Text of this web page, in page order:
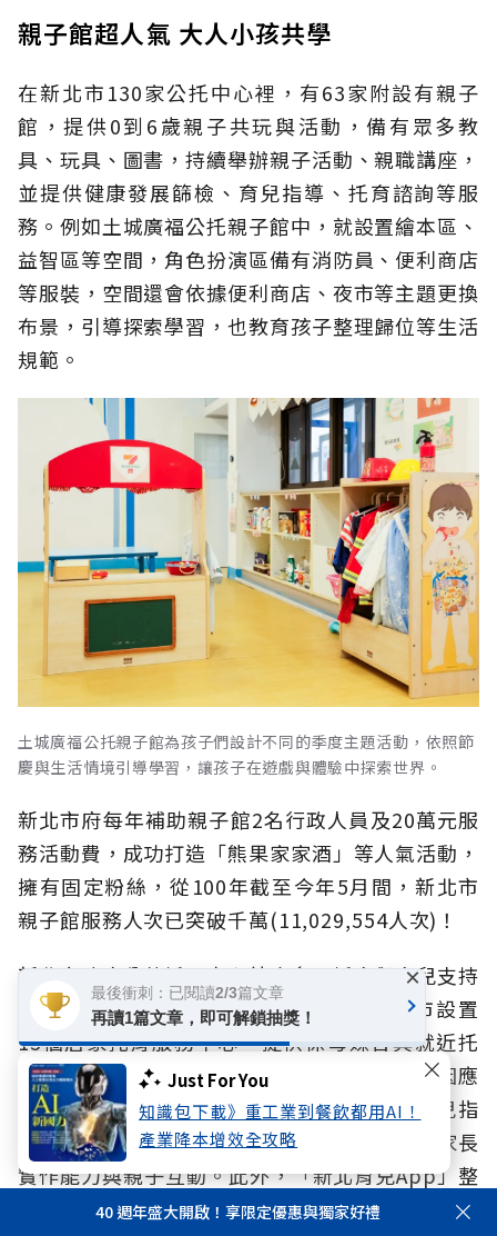
Just For You
知識包下載》重工業到餐飲都用AI！
產業降本增效全攻略
親子館超人氣 大人小孩共學
在新北市130家公托中心裡，有63家附設有親子
館，提供0到6歲親子共玩與活動，備有眾多教
具、玩具、圖書，持續舉辦親子活動、親職講座，
並提供健康發展篩檢、育兒指導、托育諮詢等服
務。例如土城廣福公托親子館中，就設置繪本區、
益智區等空間，角色扮演區備有消防員、便利商店
等服裝，空間還會依據便利商店、夜市等主題更換
布景，引導探索學習，也教育孩子整理歸位等生活
規範。
土城廣福公托親子館為孩子們設計不同的季度主題活動，依照節
慶與生活情境引導學習，讓孩子在遊戲與體驗中探索世界。
新北市府每年補助親子館2名行政人員及20萬元服
務活動費，成功打造「熊果家家酒」等人氣活動，
擁有固定粉絲，從100年截至今年5月間，新北市
親子館服務人次已突破千萬(11,029,554人次)！
新北市政府公共托嬰中心結合多元托育與育兒支持
服務，更延伸完善的家庭托育資源。新北市設置
13個居家托育服務中心，提供保母媒合與就近托
育選擇，並推動定點臨時托育服務，協助家長因應
彈性與突發照顧需求。同時提供免費到府育兒指
導，由專業育兒達人示範照護技巧，提升新手家長
實作能力與親子互動。此外，「新北育兒App」整
合媒合、托育申請、成長紀錄與疫苗提醒等功能，
40 週年盛大開啟！享限定優惠與獨家好禮
最後衝刺：已閱讀2/3篇文章
再讀1篇文章，即可解鎖抽獎！
×